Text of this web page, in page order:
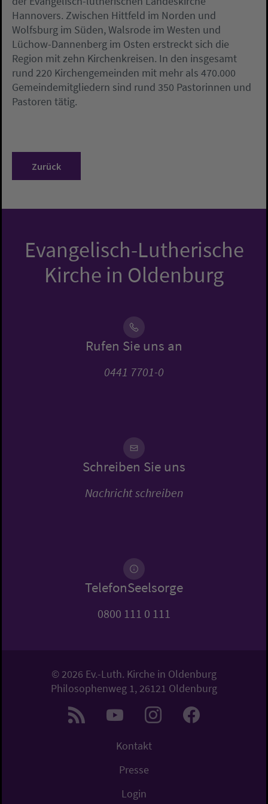
Hannovers. Zwischen Hittfeld im Norden und
Wolfsburg im Süden, Walsrode im Westen und
Lüchow-Dannenberg im Osten erstreckt sich die
Region mit zehn Kirchenkreisen. In den insgesamt
rund 220 Kirchengemeinden mit mehr als 470.000
Gemeindemitgliedern sind rund 350 Pastorinnen und
Pastoren tätig.
Zurück
Evangelisch-Lutherische
Kirche in Oldenburg
Rufen Sie uns an
0441 7701-0
Schreiben Sie uns
Nachricht schreiben
TelefonSeelsorge
0800 111 0 111
© 2026 Ev.-Luth. Kirche in Oldenburg
Philosophenweg 1, 26121 Oldenburg
Kontakt
Presse
Login